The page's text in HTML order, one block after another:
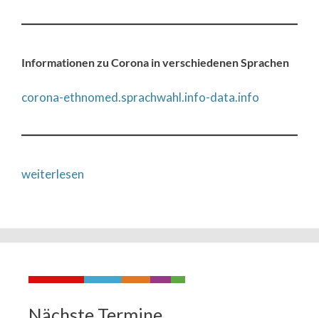
Informationen zu Corona in verschiedenen Sprachen
corona-ethnomed.sprachwahl.info-data.info
weiterlesen